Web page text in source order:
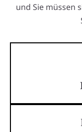
und Sie müssen